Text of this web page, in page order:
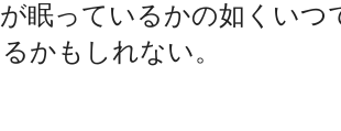
眠っているかの如くい
かもしれない。